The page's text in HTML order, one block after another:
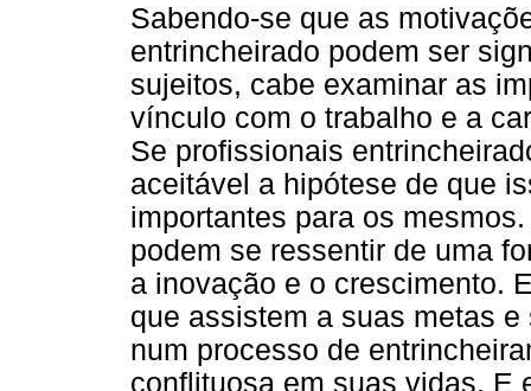
Sabendo-se que as
entrincheirado podem ser
sujeitos, cabe examinar as
vínculo com o trabalho e a
Se profissionais
aceitável a hipótese de que
importantes para os
podem se ressentir de uma
a inovação e o crescimento.
que assistem a suas metas
num processo de
conflituosa em suas vidas. E